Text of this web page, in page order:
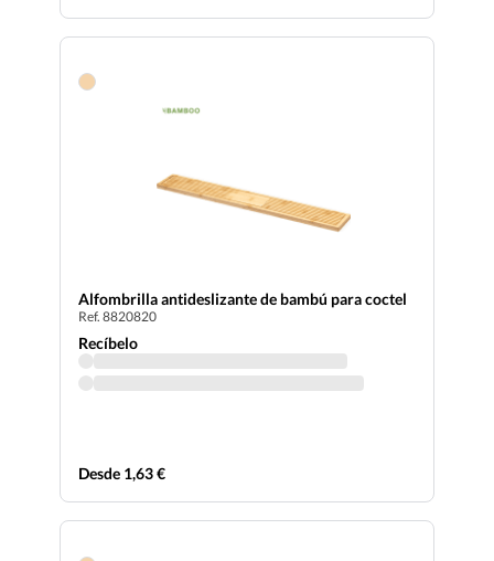
Alfombrilla antideslizante de bambú para coctel
Ref. 8820820
Recíbelo
Desde 1,63 €